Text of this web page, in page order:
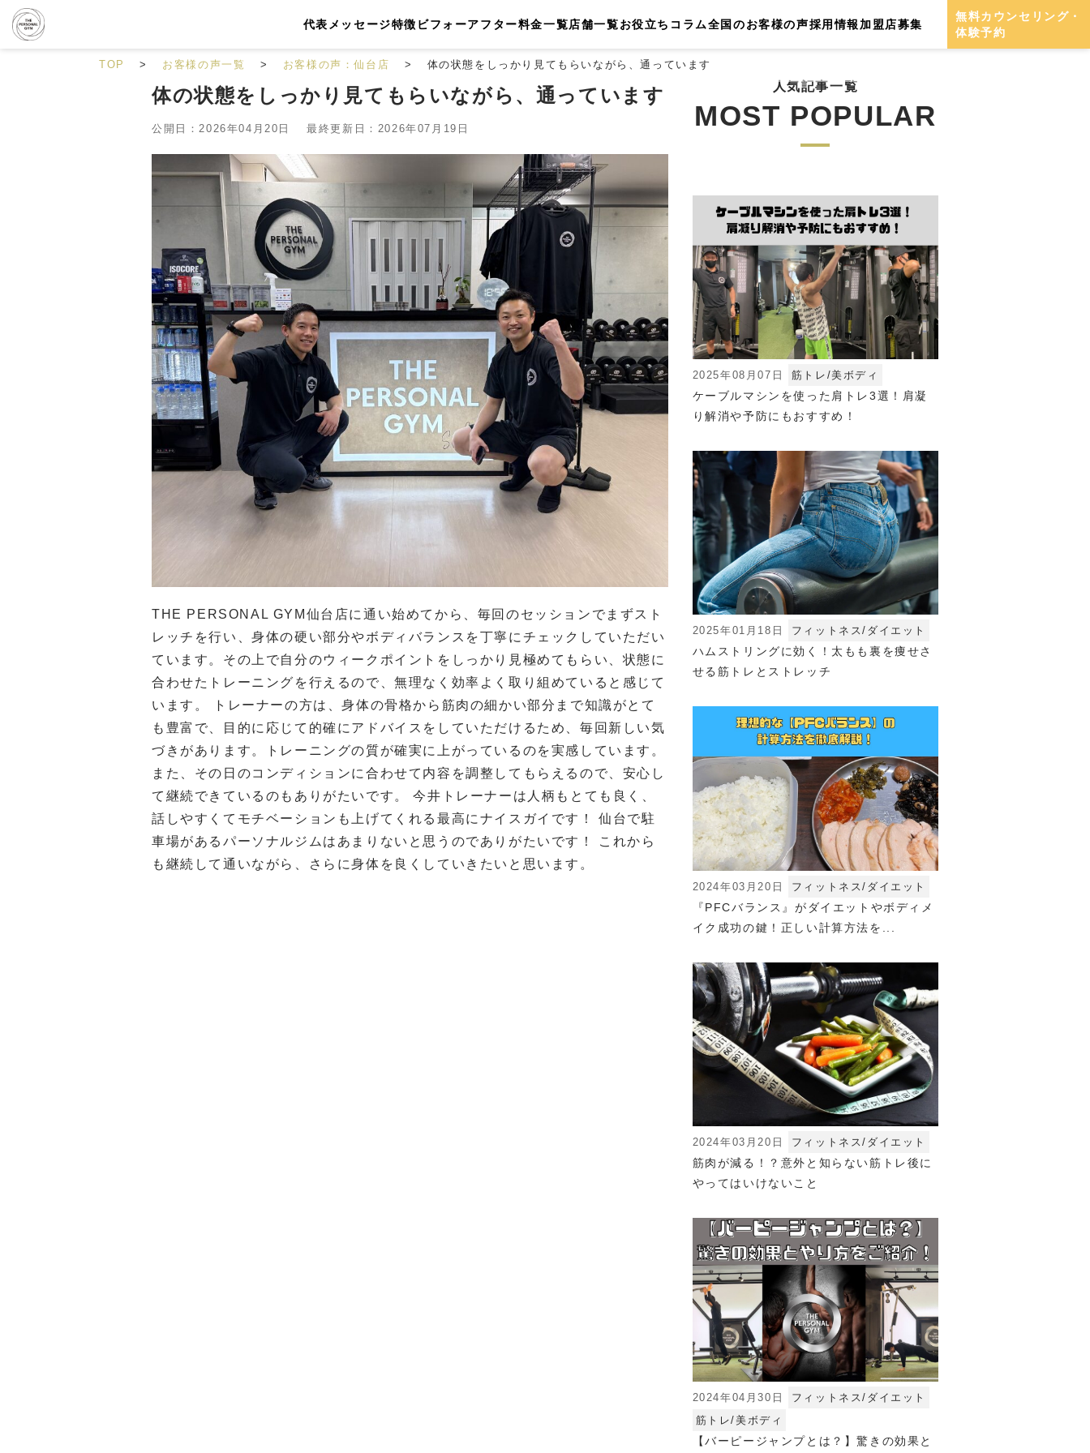
代表メッセージ特徴 ビフォーアフター料金一覧店舗一覧お役立ちコラム全国のお客様の声採用情報 加盟店募集
無料カウンセリング・
体験予約
TOP お客様の声一覧 お客様の声：仙台店 体の状態をしっかり見てもらいながら、通っています
体の状態をしっかり見てもらいながら、通っています
公開日：2026年04月20日 最終更新日：2026年07月19日
THE PERSONAL GYM仙台店に通い始めてから、毎回のセッションでまずスト
レッチを行い、身体の硬い部分やボディバランスを丁寧にチェックしていただい
ています。その上で自分のウィークポイントをしっかり見極めてもらい、状態に
合わせたトレーニングを行えるので、無理なく効率よく取り組めていると感じて
います。 トレーナーの方は、身体の骨格から筋肉の細かい部分まで知識がとて
も豊富で、目的に応じて的確にアドバイスをしていただけるため、毎回新しい気
づきがあります。トレーニングの質が確実に上がっているのを実感しています。
また、その日のコンディションに合わせて内容を調整してもらえるので、安心し
て継続できているのもありがたいです。 今井トレーナーは人柄もとても良く、
話しやすくてモチベーションも上げてくれる最高にナイスガイです！ 仙台で駐
車場があるパーソナルジムはあまりないと思うのでありがたいです！ これから
も継続して通いながら、さらに身体を良くしていきたいと思います。
人気記事一覧
MOST POPULAR
2025年08月07日 筋トレ/美ボディ
ケーブルマシンを使った肩トレ3選！肩凝
り解消や予防にもおすすめ！
2025年01月18日 フィットネス/ダイエット
ハムストリングに効く！太もも裏を痩せさ
せる筋トレとストレッチ
2024年03月20日 フィットネス/ダイエット
『PFCバランス』がダイエットやボディメ
イク成功の鍵！正しい計算方法を...
2024年03月20日 フィットネス/ダイエット
筋肉が減る！？意外と知らない筋トレ後に
やってはいけないこと
2024年04月30日
フィットネス/ダイエット
筋トレ/美ボディ
【バーピージャンプとは？】驚きの効果と